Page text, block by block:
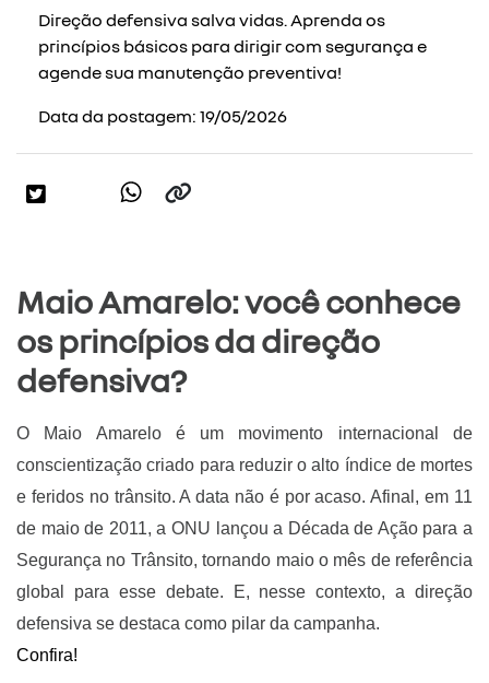
Direção defensiva salva vidas. Aprenda os
princípios básicos para dirigir com segurança e
agende sua manutenção preventiva!
Data da postagem: 19/05/2026
Maio Amarelo: você conhece
os princípios da direção
defensiva?
O Maio Amarelo é um movimento internacional de
conscientização criado para reduzir o alto índice de mortes
e feridos no trânsito. A data não é por acaso. Afinal, em 11
de maio de 2011, a ONU lançou a Década de Ação para a
Segurança no Trânsito, tornando maio o mês de referência
global para esse debate. E, nesse contexto, a direção
defensiva se destaca como pilar da campanha.
Confira!